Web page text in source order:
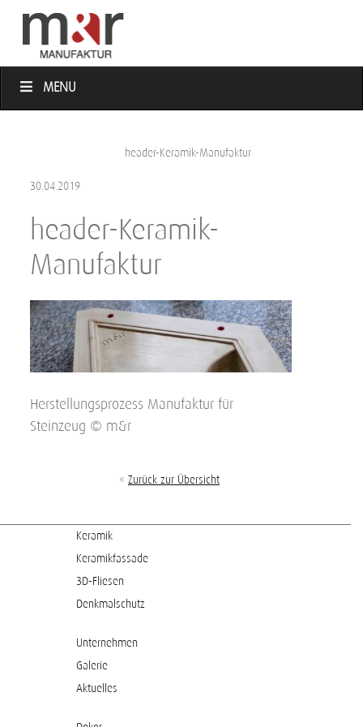
MENU
header-Keramik-Manufaktur
30.04.2019
header-Keramik-
Manufaktur
Herstellungsprozess Manufaktur für
Steinzeug © m&r
« Zurück zur Übersicht
Keramik
Keramikfassade
3D-Fliesen
Denkmalschutz
Unternehmen
Galerie
Aktuelles